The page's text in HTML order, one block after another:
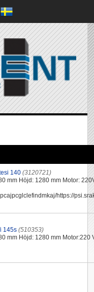
140 (3120721)
mm Höjd: 1280 mm Motor:
https://
145s (510353)
mm Höjd: 1280 mm Motor:220